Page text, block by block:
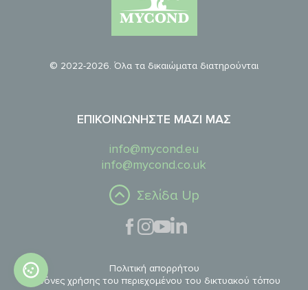
© 2022-2026. Όλα τα δικαιώματα διατηρούνται
ΕΠΙΚΟΙΝΩΝΉΣΤΕ ΜΑΖΊ ΜΑΣ
info@mycond.eu
info@mycond.co.uk
Σελίδα Up
Πολιτική απορρήτου
Κανόνες χρήσης του περιεχομένου του δικτυακού τόπου